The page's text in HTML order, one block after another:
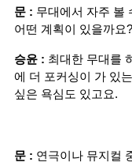
문 : 무대에서 자주 볼
어떤 계획이 있을까요?
승윤 : 최대한 무대를
에 더 포커싱이 가 있
싶은 욕심도 있고요.
문 : 연극이나 뮤지컬